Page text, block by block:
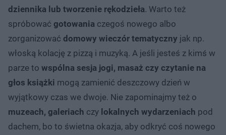
dziennika lub tworzenie rękodzieła. Warto też
spróbować gotowania czegoś nowego albo
zorganizować domowy wieczór tematyczny jak np.
włoską kolację z pizzą i muzyką. A jeśli jesteś z kimś w
parze to wspólna sesja jogi, masaż czy czytanie na
głos książki mogą zamienić deszczowy dzień w
wyjątkowy czas we dwoje. Nie zapominajmy też o
muzeach, galeriach czy lokalnych wydarzeniach pod
dachem, bo to świetna okazja, aby odkryć coś nowego